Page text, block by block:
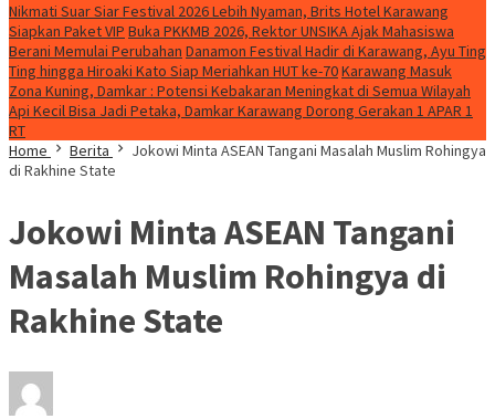
Nikmati Suar Siar Festival 2026 Lebih Nyaman, Brits Hotel Karawang
Siapkan Paket VIP Buka PKKMB 2026, Rektor UNSIKA Ajak Mahasiswa
Berani Memulai Perubahan Danamon Festival Hadir di Karawang, Ayu Ting
Ting hingga Hiroaki Kato Siap Meriahkan HUT ke-70Karawang Masuk
Zona Kuning, Damkar : Potensi Kebakaran Meningkat di Semua Wilayah
Api Kecil Bisa Jadi Petaka, Damkar Karawang Dorong Gerakan 1 APAR 1
RT
Home
Berita
Jokowi Minta ASEAN Tangani Masalah Muslim Rohingya
di Rakhine State
Jokowi Minta ASEAN Tangani
Masalah Muslim Rohingya di
Rakhine State